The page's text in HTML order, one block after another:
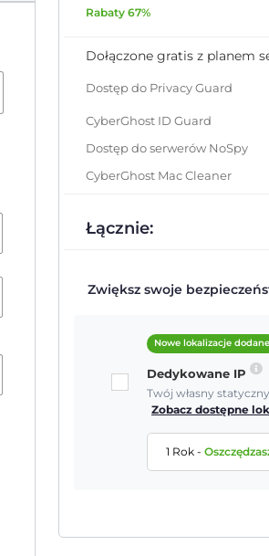
Rabaty 67%
Dołączone gratis z planem
Dostęp do Privacy Guard
CyberGhost ID Guard
Dostęp do serwerów NoSpy
CyberGhost Mac Cleaner
Łącznie:
Zwiększ swoje
Nowe lokalizacje dodane
Dedykowane IP
Twój własny
Zobacz dostępne
1 Rok-